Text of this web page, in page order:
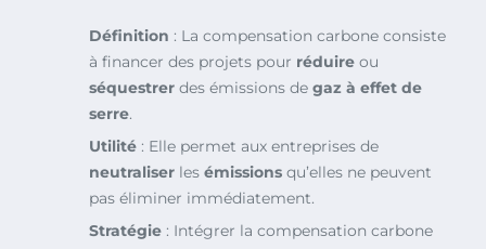
Définition : La compensation carbone consiste
à financer des projets pour réduire ou
séquestrer des émissions de gaz à effet de
serre.
Utilité : Elle permet aux entreprises de
neutraliser les émissions qu’elles ne peuvent
pas éliminer immédiatement.
Stratégie : Intégrer la compensation carbone